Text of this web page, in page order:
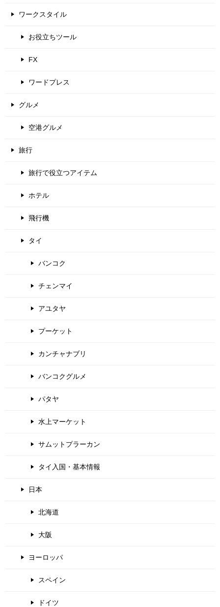
ワークスタイル
お役立ちツール
FX
ワードプレス
グルメ
空港グルメ
旅行
旅行で役立つアイテム
ホテル
飛行機
タイ
バンコク
チェンマイ
アユタヤ
プーケット
カンチャナブリ
バンコクグルメ
パタヤ
水上マーケット
サムットプラーカン
タイ入国・基本情報
日本
北海道
大阪
ヨーロッパ
スペイン
ドイツ